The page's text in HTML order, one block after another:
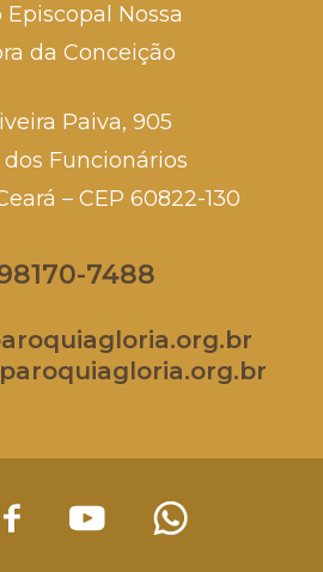
Episcopal Nossa
da Conceição
Paiva, 905
Funcionários
– CEP 60822-130
7488